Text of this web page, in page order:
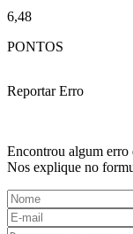
6,48
PONTOS
Reportar Erro
Encontrou algum erro
Nos explique no